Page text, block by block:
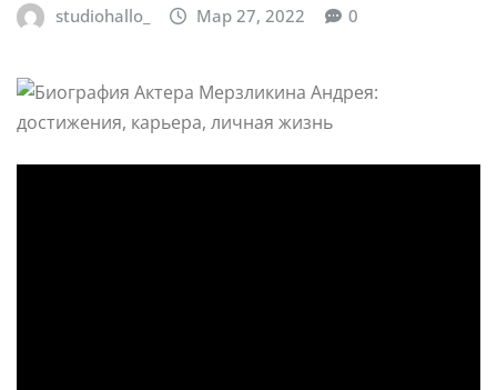
studiohallo_ Мар 27, 2022 0